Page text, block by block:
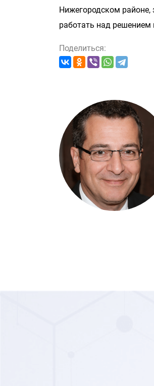
Нижегородском районе,
работать над
Поделиться: